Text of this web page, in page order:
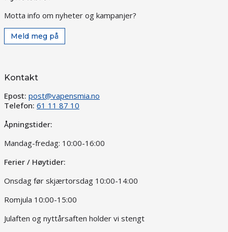
Motta info om nyheter og kampanjer?
Meld meg på
Kontakt
Epost: post@vapensmia.no
Telefon: 61 11 87 10
Åpningstider:
Mandag-fredag: 10:00-16:00
Ferier / Høytider:
Onsdag før skjærtorsdag 10:00-14:00
Romjula 10:00-15:00
Julaften og nyttårsaften holder vi stengt